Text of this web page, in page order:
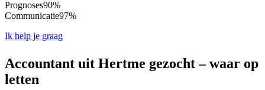
Prognoses90%
Communicatie97%
Ik help je graag
Accountant uit Hertme gezocht – waar op
letten